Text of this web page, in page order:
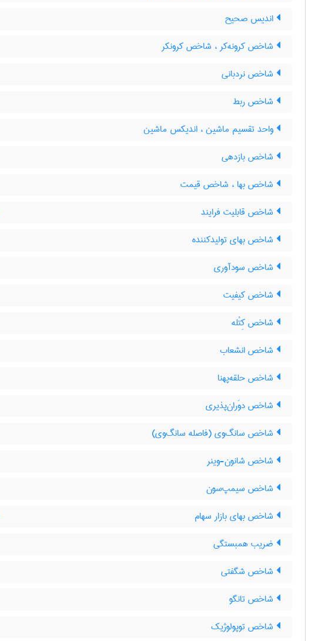
اندیس صحیح
شاخص کرونه‌کر ، شاخص کرونکر
شاخص نردبانی
شاخص ربط
واحد تقسیم ماشین ، اندیکس ماشین
شاخص بازدهی
شاخص بها ، شاخص قیمت
شاخص قابلیت فرایند
شاخص بهای تولیدکننده
شاخص سودآوری
شاخص کیفیت
شاخص کِتْله
شاخص انشعاب
شاخص حلقه‌پهنا
شاخص دوَران‌پذیری
شاخص سانگ‌وی (فاصله سانگ‌وی)
شاخص شانون-وینر
شاخص سیمپ‌سون
شاخص بهای بازار سهام
ضریب همبستگی
شاخص شگفتی
شاخص تانگو
شاخص توپولوژیک